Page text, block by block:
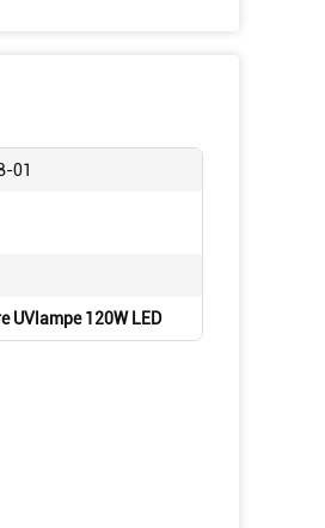
01
UVlampe 120W LED